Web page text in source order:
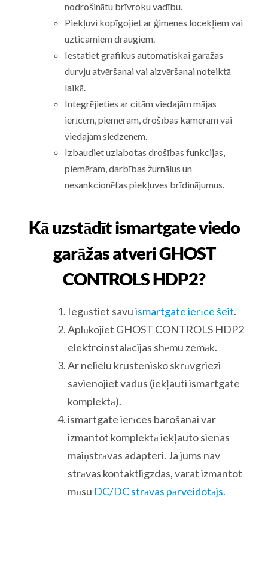
nodrošinātu brīvroku vadību.
Piekļuvi kopīgojiet ar ģimenes locekļiem vai
uzticamiem draugiem.
Iestatiet grafikus automātiskai garāžas
durvju atvēršanai vai aizvēršanai noteiktā
laikā.
Integrējieties ar citām viedajām mājas
ierīcēm, piemēram, drošības kamerām vai
viedajām slēdzenēm.
Izbaudiet uzlabotas drošības funkcijas,
piemēram, darbības žurnālus un
nesankcionētas piekļuves brīdinājumus.
Kā uzstādīt ismartgate viedo
garāžas atveri GHOST
CONTROLS HDP2?
Iegūstiet savuismartgate ierīce šeit.
Aplūkojiet GHOST CONTROLS HDP2
elektroinstalācijas shēmu zemāk.
Ar nelielu krustenisko skrūvgriezi
savienojiet vadus (iekļauti ismartgate
komplektā).
ismartgate ierīces barošanai var
izmantot komplektā iekļauto sienas
maiņstrāvas adapteri. Ja jums nav
strāvas kontaktligzdas, varat izmantot
mūsu DC/DC strāvas pārveidotājs.